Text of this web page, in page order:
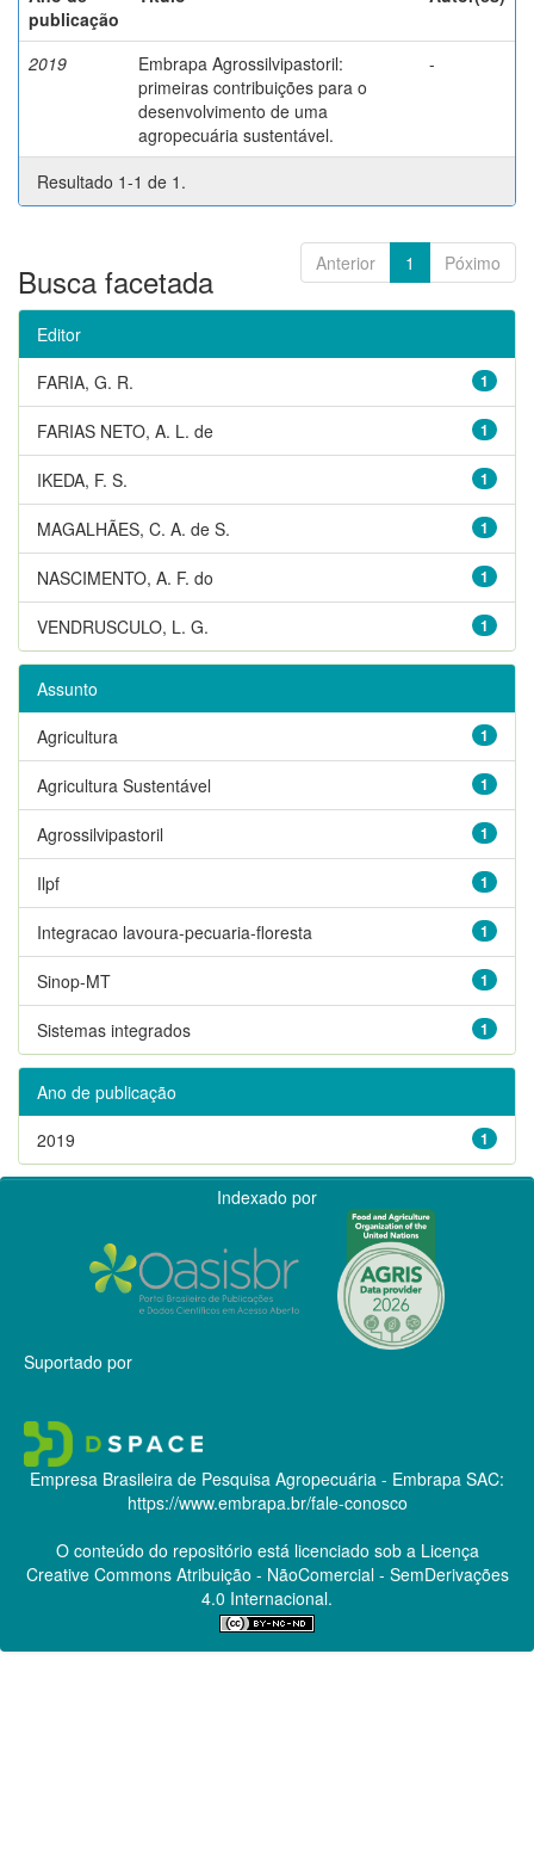
publicação
2019
Embrapa Agrossilvipastoril:
primeiras contribuições para o
desenvolvimento de uma
agropecuária sustentável.
-
Resultado 1-1 de 1.
Anterior 1 Póximo
Busca facetada
Editor
1
FARIA, G. R.
1
FARIAS NETO, A. L. de
1
IKEDA, F. S.
1
MAGALHÃES, C. A. de S.
1
NASCIMENTO, A. F. do
1
VENDRUSCULO, L. G.
Assunto
1
Agricultura
1
Agricultura Sustentável
1
Agrossilvipastoril
1
Ilpf
1
Integracao lavoura-pecuaria-floresta
1
Sinop-MT
1
Sistemas integrados
Ano de publicação
1
2019
Indexado por
Suportado por
Empresa Brasileira de Pesquisa Agropecuária - Embrapa SAC:
https://www.embrapa.br/fale-conosco
O conteúdo do repositório está licenciado sob a Licença
Creative CommonsAtribuição - NãoComercial - SemDerivações
4.0 Internacional.